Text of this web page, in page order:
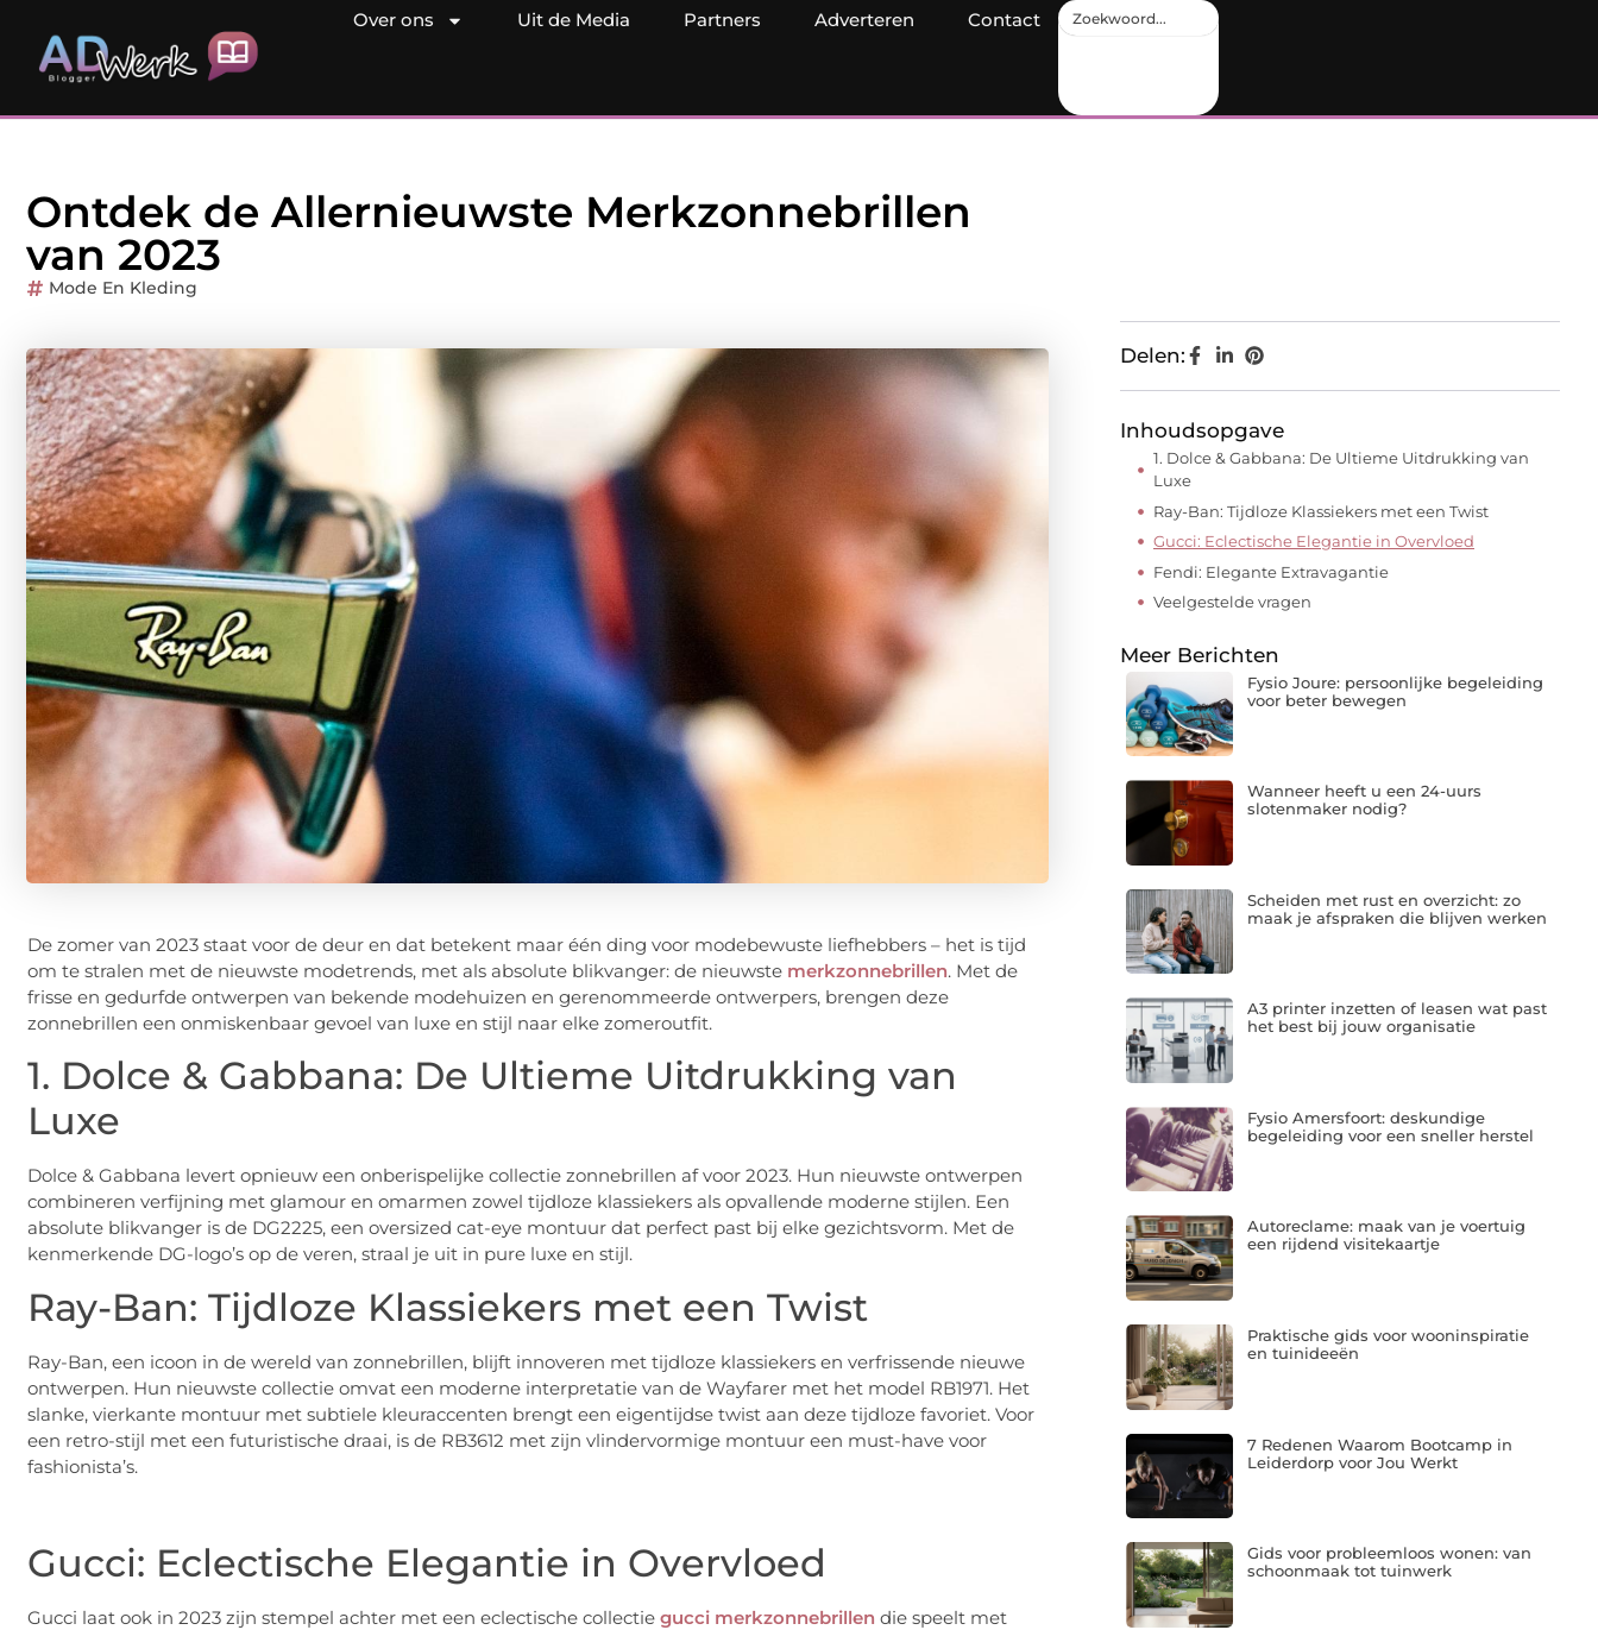
Over ons Uit de Media Partners Adverteren Contact
Ontdek de Allernieuwste Merkzonnebrillen
van 2023
Mode En Kleding
De zomer van 2023 staat voor de deur en dat betekent maar één ding voor modebewuste liefhebbers – het is tijd
om te stralen met de nieuwste modetrends, met als absolute blikvanger: de nieuwste merkzonnebrillen. Met de
frisse en gedurfde ontwerpen van bekende modehuizen en gerenommeerde ontwerpers, brengen deze
zonnebrillen een onmiskenbaar gevoel van luxe en stijl naar elke zomeroutfit.
1. Dolce & Gabbana: De Ultieme Uitdrukking van
Luxe
Dolce & Gabbana levert opnieuw een onberispelijke collectie zonnebrillen af voor 2023. Hun nieuwste ontwerpen
combineren verfijning met glamour en omarmen zowel tijdloze klassiekers als opvallende moderne stijlen. Een
absolute blikvanger is de DG2225, een oversized cat-eye montuur dat perfect past bij elke gezichtsvorm. Met de
kenmerkende DG-logo’s op de veren, straal je uit in pure luxe en stijl.
Ray-Ban: Tijdloze Klassiekers met een Twist
Ray-Ban, een icoon in de wereld van zonnebrillen, blijft innoveren met tijdloze klassiekers en verfrissende nieuwe
ontwerpen. Hun nieuwste collectie omvat een moderne interpretatie van de Wayfarer met het model RB1971. Het
slanke, vierkante montuur met subtiele kleuraccenten brengt een eigentijdse twist aan deze tijdloze favoriet. Voor
een retro-stijl met een futuristische draai, is de RB3612 met zijn vlindervormige montuur een must-have voor
fashionista’s.
Gucci: Eclectische Elegantie in Overvloed
Gucci laat ook in 2023 zijn stempel achter met een eclectische collectie gucci merkzonnebrillen die speelt met
Delen:
Inhoudsopgave
1. Dolce & Gabbana: De Ultieme Uitdrukking van
Luxe
Ray-Ban: Tijdloze Klassiekers met een Twist
Gucci: Eclectische Elegantie in Overvloed
Fendi: Elegante Extravagantie
Veelgestelde vragen
Meer Berichten
Fysio Joure: persoonlijke begeleiding
voor beter bewegen
Wanneer heeft u een 24-uurs
slotenmaker nodig?
Scheiden met rust en overzicht: zo
maak je afspraken die blijven werken
A3 printer inzetten of leasen wat past
het best bij jouw organisatie
Fysio Amersfoort: deskundige
begeleiding voor een sneller herstel
Autoreclame: maak van je voertuig
een rijdend visitekaartje
Praktische gids voor wooninspiratie
en tuinideeën
7 Redenen Waarom Bootcamp in
Leiderdorp voor Jou Werkt
Gids voor probleemloos wonen: van
schoonmaak tot tuinwerk